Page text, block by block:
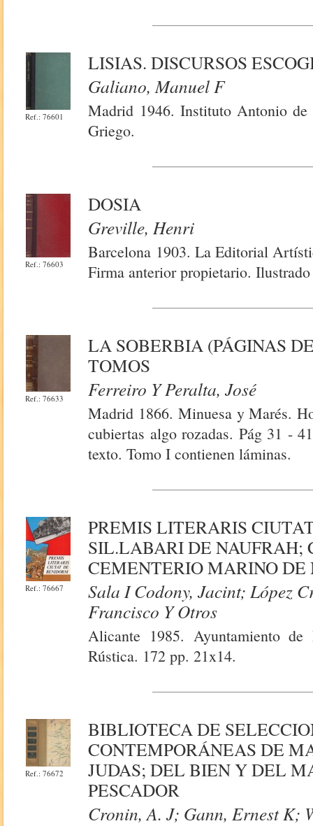
Ref.: 76601
LISIAS. DISCURSOS
Galiano, Manuel F
Madrid 1946. Instituto Antonio
Griego.
Ref.: 76603
DOSIA
Greville, Henri
Barcelona 1903. La Editorial
Firma anterior propietario.
Ref.: 76633
LA SOBERBIA (PÁGINAS
TOMOS
Ferreiro Y Peralta, José
Madrid 1866. Minuesa y Marés.
cubiertas algo rozadas. Pág 31 -
texto. Tomo I contienen láminas.
Ref.: 76667
PREMIS LITERARIS
SIL.LABARI DE
CEMENTERIO MARINO DE
Sala I Codony, Jacint; López
Francisco Y Otros
Alicante 1985. Ayuntamiento
Rústica. 172 pp. 21x14.
Ref.: 76672
BIBLIOTECA DE
CONTEMPORÁNEAS DE
JUDAS; DEL BIEN Y DEL
PESCADOR
Cronin, A. J; Gann, Ernest K;